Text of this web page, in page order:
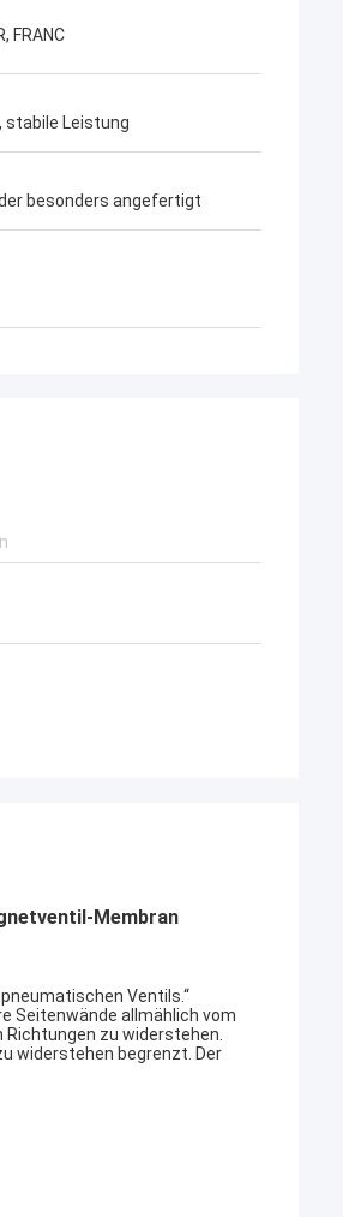
FRANC
stabile Leistung
besonders angefertigt
Membran
Ventils.“
Seitenwände allmählich vom
zu widerstehen.
widerstehen begrenzt. Der